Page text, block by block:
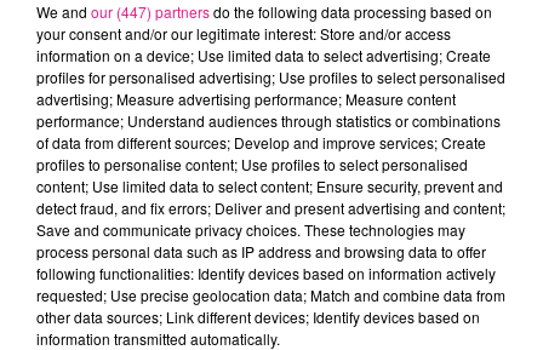
Ces avions rentrent donc dans le programme
We and our (447) partnersdo the following data processing based on
your consent and/or our legitimate interest: Store and/or access
information on a device; Use limited data to select advertising; Create
profiles for personalised advertising; Use profiles to select personalised
advertising; Measure advertising performance; Measure content
performance; Understand audiences through statistics or combinations
of data from different sources; Develop and improve services; Create
profiles to personalise content; Use profiles to select personalised
content; Use limited data to select content; Ensure security, prevent and
detect fraud, and fix errors; Deliver and present advertising and content;
Save and communicate privacy choices. These technologies may
process personal data such as IP address and browsing data to offer
following functionalities: Identify devices based on information actively
requested; Use precise geolocation data; Match and combine data from
other data sources; Link different devices; Identify devices based on
information transmitted automatically.